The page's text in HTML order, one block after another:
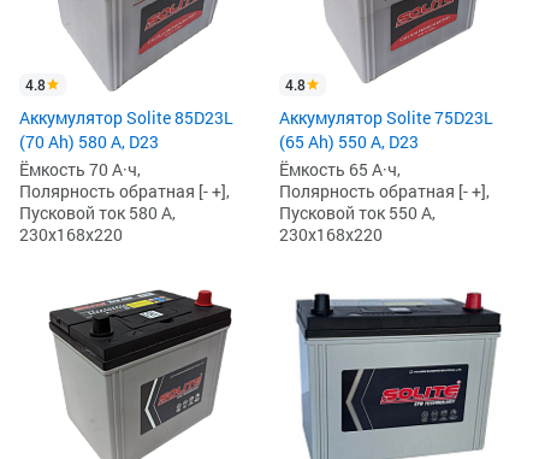
4.8
Аккумулятор Solite 85D23L
(70 Ah) 580 А, D23
Ёмкость 70 А·ч,
Полярность обратная [- +],
Пусковой ток 580 А,
230x168x220
4.8
Аккумулятор Solite 75D23L
(65 Ah) 550 А, D23
Ёмкость 65 А·ч,
Полярность обратная [- +],
Пусковой ток 550 А,
230x168x220